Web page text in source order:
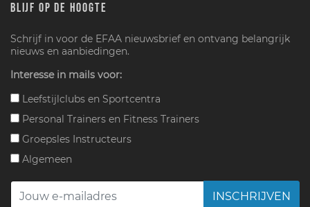
BLIJF OP DE HOOGTE
Schrijf in voor de EFAA nieuwsbrief en ontvang belangrijk
nieuws en aanbiedingen.
Interesse in mails voor:
Leefstijlclubs en Sportcentra
Personal Trainers en Fitness Trainers
Groepsles Instructeurs
Algemeen
INSCHRIJVEN